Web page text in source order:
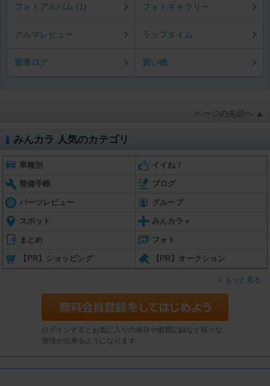
フォトアルバム (1) フォトギャラリー
クルマレビュー ラップタイム
愛車ログ 買い物
ページの先頭へ ▲
みんカラ 人気のカテゴリ
車種別 イイね！
整備手帳 ブログ
パーツレビュー グループ
スポット みんカラ＋
まとめ フォト
【PR】ショッピング 【PR】オークション
もっと見る
ログインするとお気に入りの保存や燃費記録など様々な
管理が出来るようになります